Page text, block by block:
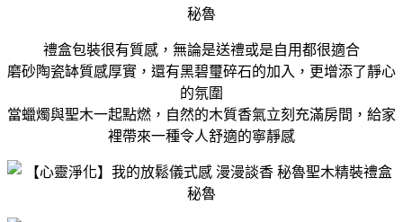
禮盒包裝很有質感，無論是送禮或是自用都很適合
磨砂陶瓷缽質感厚實，還有黑碧璽碎石的加入，更增添了靜心
的氛圍
當蠟燭與聖木一起點燃，自然的木質香氣立刻充滿房間，給家
裡帶來一種令人舒適的寧靜感